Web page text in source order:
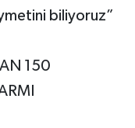
biliyoruz”
150